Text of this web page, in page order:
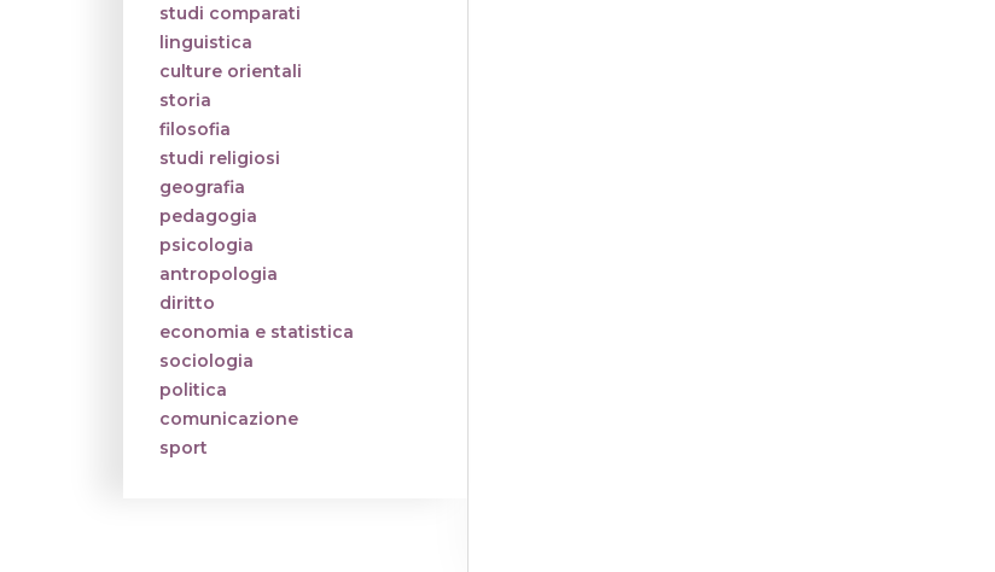
studi comparati
linguistica
culture orientali
storia
filosofia
studi religiosi
geografia
pedagogia
psicologia
antropologia
diritto
economia e statistica
sociologia
politica
comunicazione
sport